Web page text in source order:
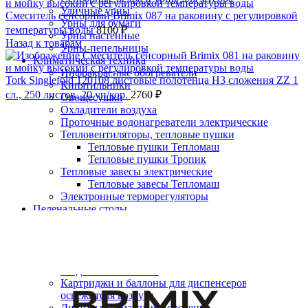
Уличные урны
Урны для бумаги
Урны настенные
Урны-пепельницы
Климатическая техника
Инфракрасные обогреватели
Кипятильники
Овощесушки
Охладители воздуха
Проточные водонагреватели электрические
Тепловентиляторы, тепловые пушки
Тепловые пушки Тепломаш
Тепловые пушки Тропик
Тепловые завесы электрические
Тепловые завесы Тепломаш
Электронные терморегуляторы
Пеленальные столы
Картриджи и баллоны для диспенсеров
освежителя воздуха
Смеситель сенсорный Brimix 087 на раковину с регулировкой
температуры воды8100₽
Назад к товарам
Tork Singlefold 120108 листовые полотенца H3 сложения ZZ 1
сл., 250 листов, 20 уп/кор. 2760 ₽
Нажмите, чтобы увеличить